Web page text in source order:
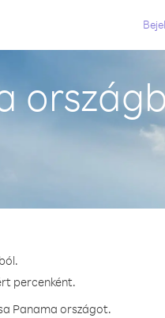
percenként.
Panama országot.